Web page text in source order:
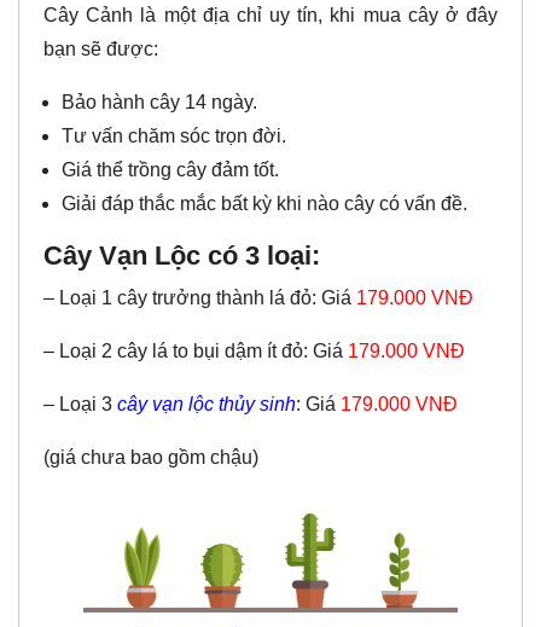
Cây Cảnh là một địa chỉ uy tín, khi mua cây ở đây
bạn sẽ được:
Bảo hành cây 14 ngày.
Tư vấn chăm sóc trọn đời.
Giá thể trồng cây đảm tốt.
Giải đáp thắc mắc bất kỳ khi nào cây có vấn đề.
Cây Vạn Lộc có 3 loại:
– Loại 1 cây trưởng thành lá đỏ: Giá 179.000 VNĐ
– Loại 2 cây lá to bụi dậm ít đỏ: Giá 179.000 VNĐ
– Loại 3 cây vạn lộc thủy sinh: Giá 179.000 VNĐ
(giá chưa bao gồm chậu)